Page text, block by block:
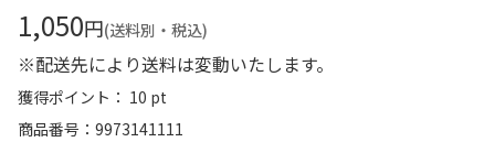
1,050円(送料別・税込)
※配送先により送料は変動いたします。
獲得ポイント： 10 pt
商品番号
9973141111